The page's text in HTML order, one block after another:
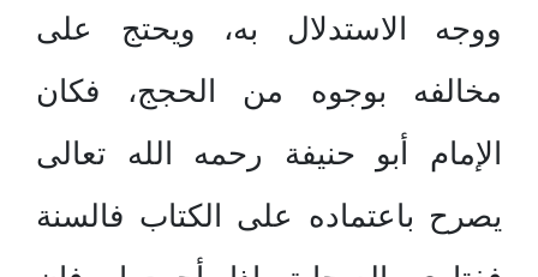
ووجه الاستدلال به، ويحتج على
مخالفه بوجوه من الحجج، فكان
الإمام أبو حنيفة رحمه الله تعالى
يصرح باعتماده على الكتاب فالسنة